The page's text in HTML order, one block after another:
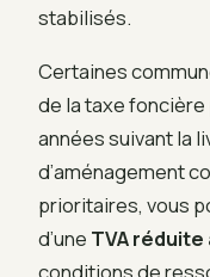
stabilisés.
Certaines
de la taxe
années suivant la
d’aménagement
prioritaires, vous
d’une TVA réduite
conditions de